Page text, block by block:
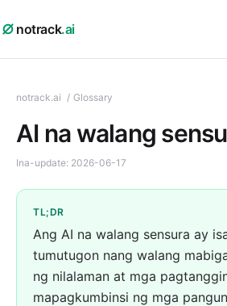
notrack.ai
notrack.ai / Glossary
AI na walang
Ina-update: 2026-06-17
TL;DR
Ang AI na walang sensura ay
tumutugon nang walang
ng nilalaman at mga
mapagkumbinsi ng mga